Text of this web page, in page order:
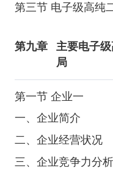
第三节 电子级高纯
第九章
主要电子
局
第一节 企业一
一、企业简介
二、企业经营状况
三、企业竞争力分析